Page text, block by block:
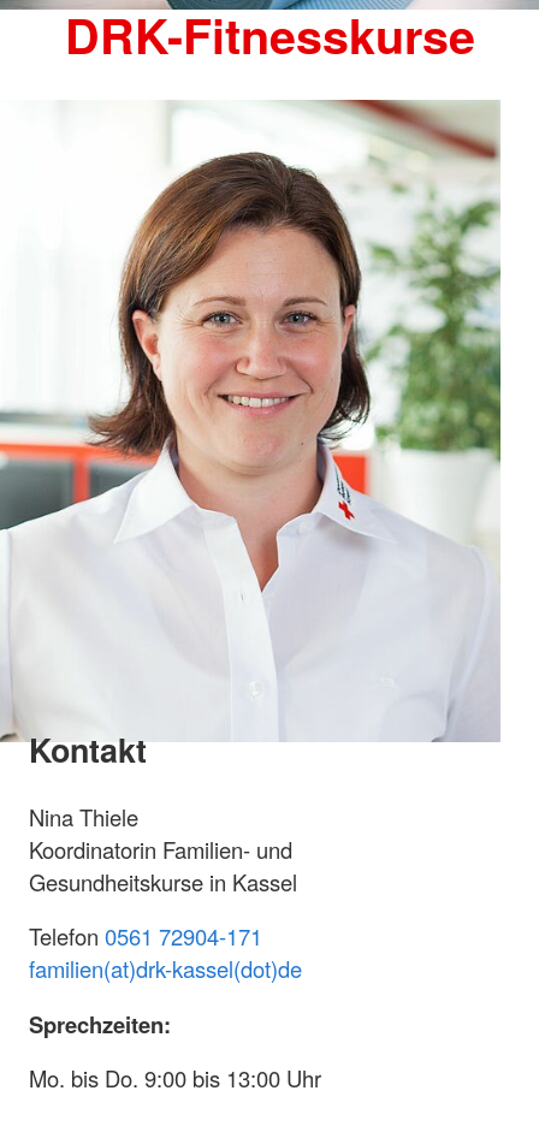
DRK-Fitnesskurse
Kontakt
Nina Thiele
Koordinatorin Familien- und
Gesundheitskurse in Kassel
Telefon 0561 72904-171
familien(at)drk-kassel(dot)de
Sprechzeiten:
Mo. bis Do. 9:00 bis 13:00 Uhr